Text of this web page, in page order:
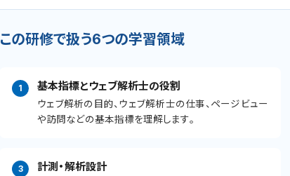
この研修で扱う6つの学習領域
基本指標とウェブ解析士の役割
ウェブ解析の目的、ウェブ解析士の仕事、ページビュー
や訪問などの基本指標を理解します。
計測・解析設計